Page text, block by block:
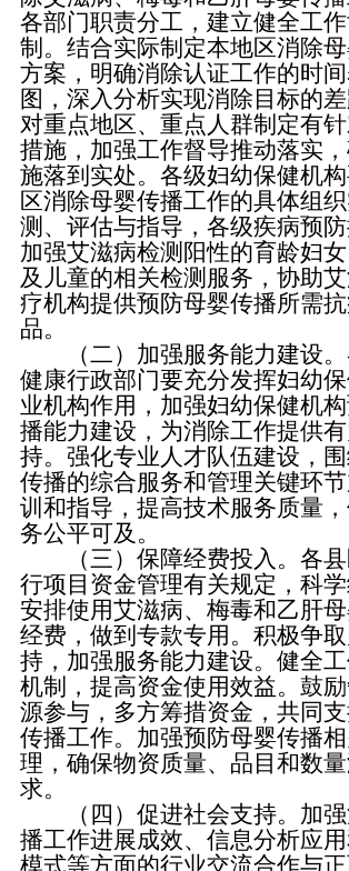
各部门职责分工，建立健全工
制。结合实际制定本地区消除
方案，明确消除认证工作的时
图，深入分析实现消除目标的差
对重点地区、重点人群制定有
措施，加强工作督导推动落实
施落到实处。各级妇幼保健机
区消除母婴传播工作的具体组
测、评估与指导，各级疾病预
加强艾滋病检测阳性的育龄妇
及儿童的相关检测服务，协助
疗机构提供预防母婴传播所需
品。
（二）加强服务能力建设。
健康行政部门要充分发挥妇幼
业机构作用，加强妇幼保健机
播能力建设，为消除工作提供
持。强化专业人才队伍建设，
传播的综合服务和管理关键环
训和指导，提高技术服务质量
务公平可及。
（三）保障经费投入。各县
行项目资金管理有关规定，科
安排使用艾滋病、梅毒和乙肝
经费，做到专款专用。积极争
持，加强服务能力建设。健全
机制，提高资金使用效益。鼓
源参与，多方筹措资金，共同
传播工作。加强预防母婴传播
理，确保物资质量、品目和数
求。
（四）促进社会支持。加强
播工作进展成效、信息分析应
模式等方面的行业交流合作与正